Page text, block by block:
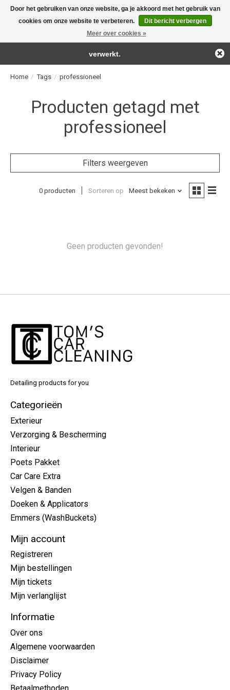
For the real detailing products!
Home / Tags / professioneel
Producten getagd met
professioneel
Filters weergeven
0 producten Sorteren op Meest bekeken
Geen producten gevonden!
Detailing products for you
Categorieën
Exterieur
Verzorging & Bescherming
Interieur
Poets Pakket
Car Care Extra
Velgen & Banden
Doeken & Applicators
Emmers (WashBuckets)
Mijn account
Registreren
Mijn bestellingen
Mijn tickets
Mijn verlanglijst
Informatie
Over ons
Algemene voorwaarden
Disclaimer
Privacy Policy
Door het gebruiken van onze website, ga je akkoord met het gebruik van
cookies om onze website te verbeteren.
Dit bericht verbergen
Meer over cookies »
← Keer terug naar de backofficeDeze winkel is in aanbouw.
Eventueel geplaatste orders zullen niet worden gehonoreerd of
verwerkt.